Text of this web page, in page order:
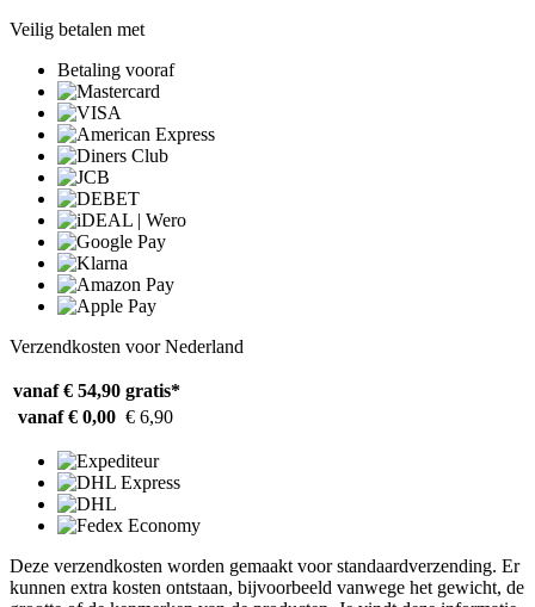
Veilig betalen met
Betaling vooraf
Verzendkosten voor Nederland
vanaf € 54,90 gratis*
vanaf € 0,00 € 6,90
Deze verzendkosten worden gemaakt voor standaardverzending. Er
kunnen extra kosten ontstaan, bijvoorbeeld vanwege het gewicht, de